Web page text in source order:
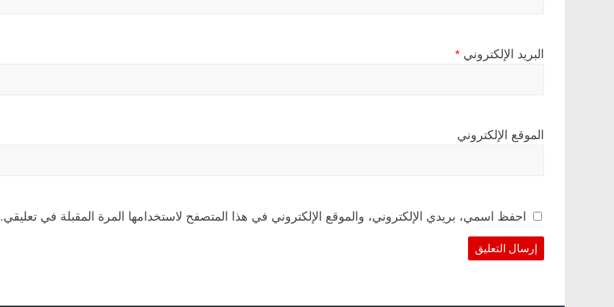
البريد الإلكتروني *
الموقع الإلكتروني
احفظ اسمي، بريدي الإلكتروني، والموقع الإلكتروني في هذا المتصفح لاستخدامها المرة المقبلة في تعليقي.